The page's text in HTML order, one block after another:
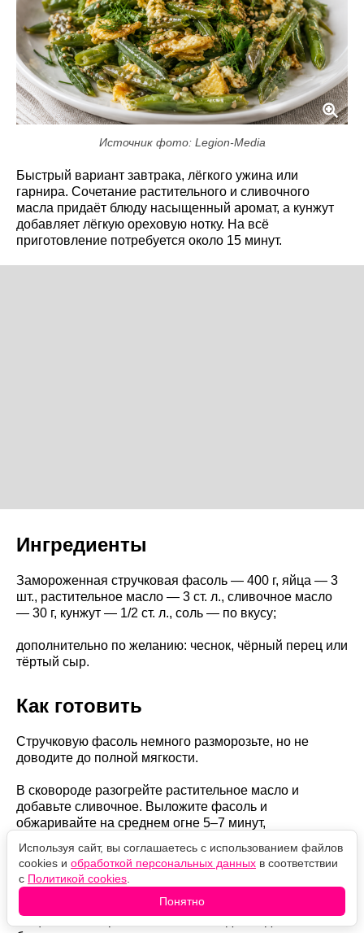
Источник фото: Legion-Media
Быстрый вариант завтрака, лёгкого ужина или
гарнира. Сочетание растительного и сливочного
масла придаёт блюду насыщенный аромат, а кунжут
добавляет лёгкую ореховую нотку. На всё
приготовление потребуется около 15 минут.
Ингредиенты
Замороженная стручковая фасоль — 400 г, яйца — 3
шт., растительное масло — 3 ст. л., сливочное масло
— 30 г, кунжут — 1/2 ст. л., соль — по вкусу;
дополнительно по желанию: чеснок, чёрный перец или
тёртый сыр.
Как готовить
Стручковую фасоль немного разморозьте, но не
доводите до полной мягкости.
В сковороде разогрейте растительное масло и
добавьте сливочное. Выложите фасоль и
обжаривайте на среднем огне 5–7 минут,
Она должна слегка подрумяниться, сохранив форму.
Посолите по вкусу.
Яйца слегка перемешайте вилкой до соединения
Используя сайт, вы соглашаетесь с использованием файлов
cookies и обработкой персональных данных в соответствии
с Политикой cookies
Понятно